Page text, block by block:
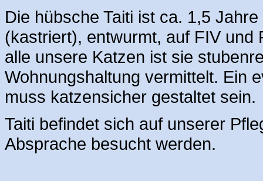
Die hübsche Taiti ist ca. 1,5
(kastriert), entwurmt, auf FIV und
alle unsere Katzen ist sie
Wohnungshaltung vermittelt. Ein
muss katzensicher gestaltet sein.
Taiti befindet sich auf unserer
Absprache besucht werden.